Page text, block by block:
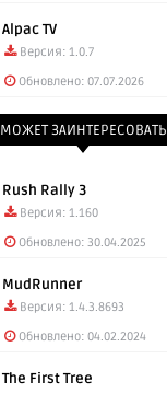
Alpac TV
Версия: 1.0.7
Обновлено: 07.07.2026
МОЖЕТ ЗАИНТЕРЕСОВАТЬ
Rush Rally 3
Версия: 1.160
Обновлено: 30.04.2025
MudRunner
Версия: 1.4.3.8693
Обновлено: 04.02.2024
The First Tree